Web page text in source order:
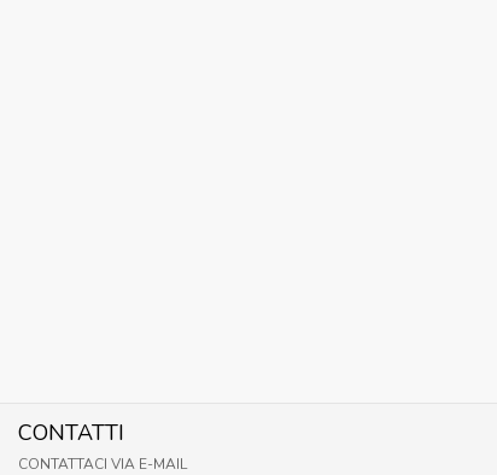
CONTATTI
CONTATTACI VIA E-MAIL